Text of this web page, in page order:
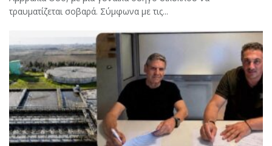
τραυματίζεται σοβαρά. Σύμφωνα με τις...